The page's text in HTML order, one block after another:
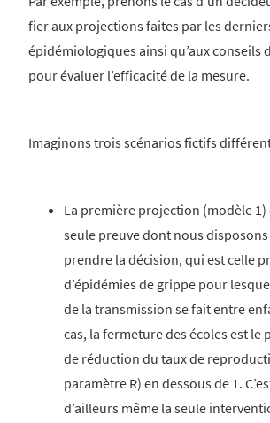
fier aux projections faites par les
épidémiologiques ainsi qu’aux conseils
pour évaluer l’efficacité de la mesure.
Imaginons trois scénarios fictifs
La première projection (modèle 1)
seule preuve dont nous
prendre la décision, qui est celle
d’épidémies de grippe pour
de la transmission se fait entre
cas, la fermeture des écoles est le
de réduction du taux de
paramètre R) en dessous de 1.
d’ailleurs même la seule